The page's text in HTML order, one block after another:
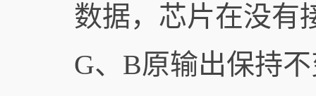
数据，芯片在没有
G、B原输出保持